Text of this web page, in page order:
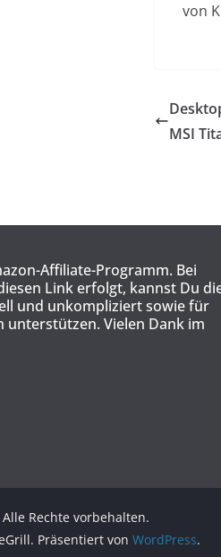
von
MSI
Affiliate-Programm. Bei
Link erfolgt, kannst Du
und unkompliziert sowie für
unterstützen. Vielen Dank im
Alle Rechte vorbehalten.
Präsentiert von WordPress.